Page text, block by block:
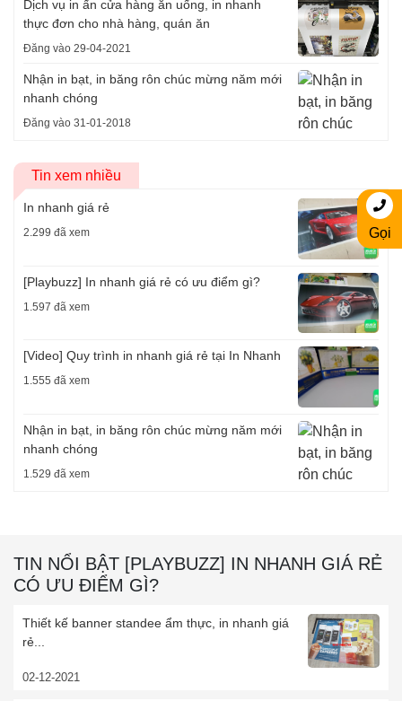
Dịch vụ in ấn cửa hàng ăn uống, in nhanh
thực đơn cho nhà hàng, quán ăn
Đăng vào 29-04-2021
Nhận in bạt, in băng rôn chúc mừng năm mới
nhanh chóng
Đăng vào 31-01-2018
Tin xem nhiều
In nhanh giá rẻ
2.299 đã xem
[Playbuzz] In nhanh giá rẻ có ưu điểm gì?
1.597 đã xem
[Video] Quy trình in nhanh giá rẻ tại In Nhanh
1.555 đã xem
Nhận in bạt, in băng rôn chúc mừng năm mới
nhanh chóng
1.529 đã xem
TIN NỔI BẬT [PLAYBUZZ] IN NHANH GIÁ RẺ
CÓ ƯU ĐIỂM GÌ?
Thiết kế banner standee ẩm thực, in nhanh giá
rẻ...
02-12-2021
Gọi